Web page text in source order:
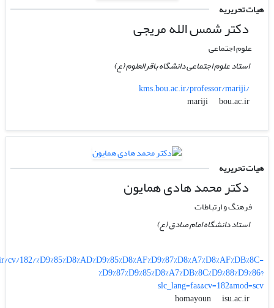
هیات تحریریه
دکتر شمس الله مریجی
علوم اجتماعی
استاد علوم اجتماعی دانشگاه باقرالعلوم (ع)
kms.bou.ac.ir/professor/mariji/
mariji
bou.ac.ir
هیات تحریریه
دکتر محمد هادی همایون
فرهنگ و ارتباطات
استاد دانشگاه امام صادق (ع)
182/%D9%85%D8%AD%D9%85%D8%AF%D9%87%D8%A7%D8%AF%DB%8C-
%D9%87%D9%85%D8%A7%DB%8C%D9%88%D9%86?
slc_lang=fa&&cv=182&mod=scv
homayoun
isu.ac.ir